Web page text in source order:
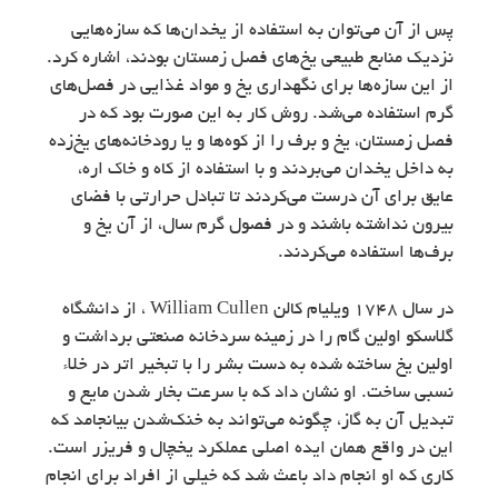
پس از آن می‌توان به استفاده از یخدان‌ها که سازه‌هایی
نزدیک منابع طبیعی یخ‌های فصل زمستان بودند، اشاره کرد.
از این سازه‌ها برای نگهداری یخ و مواد غذایی در فصل‌های
گرم استفاده می‌شد. روش کار به این صورت بود که در
فصل زمستان، یخ و برف را از کوه‌ها و یا رودخانه‌های یخ‌زده
به داخل یخدان می‌بردند و با استفاده از کاه و خاک اره،
عایق برای آن درست می‌کردند تا تبادل حرارتی با فضای
بیرون نداشته باشند و در فصول گرم سال، از آن یخ و
برف‌ها استفاده می‌کردند.
در سال 1748 ویلیام کالن William Cullen ، از دانشگاه
گلاسکو اولین گام را در زمینه سردخانه‌ صنعتی برداشت و
اولین یخ ساخته شده به دست بشر را با تبخیر اتر در خلاء
نسبی ساخت. او نشان داد که با سرعت بخار شدن مایع و
تبدیل آن به گاز، چگونه می‌تواند به خنک‌شدن بیانجامد که
این در واقع همان ایده اصلی عملکرد یخچال و فریزر است.
کاری که او انجام داد باعث شد که خیلی از افراد برای انجام